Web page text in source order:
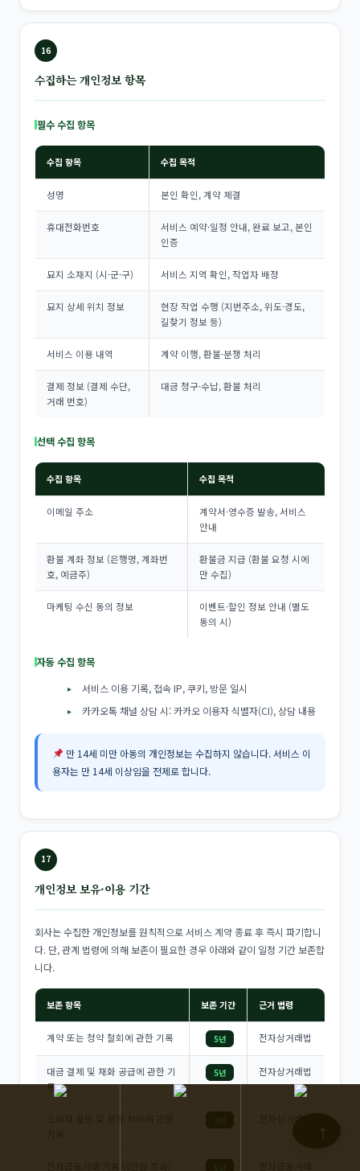
16
수집하는 개인정보 항목
필수 수집 항목
수집 항목 수집 목적
성명 본인 확인, 계약 체결
휴대전화번호
서비스 예약·일정 안내, 완료 보고, 본인
인증
묘지 소재지 (시·군·구) 서비스 지역 확인, 작업자 배정
묘지 상세 위치 정보
현장 작업 수행 (지번주소, 위도·경도,
길찾기 정보 등)
서비스 이용 내역 계약 이행, 환불·분쟁 처리
결제 정보 (결제 수단,
거래 번호)
대금 청구·수납, 환불 처리
선택 수집 항목
수집 항목 수집 목적
이메일 주소
계약서·영수증 발송, 서비스
안내
환불 계좌 정보 (은행명, 계좌번
호, 예금주)
환불금 지급 (환불 요청 시에
만 수집)
마케팅 수신 동의 정보
이벤트·할인 정보 안내 (별도
동의 시)
자동 수집 항목
서비스 이용 기록, 접속 IP, 쿠키, 방문 일시
카카오톡 채널 상담 시: 카카오 이용자 식별자(CI), 상담 내용
만 14세 미만 아동의 개인정보는 수집하지 않습니다. 서비스 이
용자는 만 14세 이상임을 전제로 합니다.
17
개인정보 보유·이용 기간
회사는 수집한 개인정보를 원칙적으로 서비스 계약 종료 후 즉시 파기합니
다. 단, 관계 법령에 의해 보존이 필요한 경우 아래와 같이 일정 기간 보존합
니다.
보존 항목 보존 기간 근거 법령
계약 또는 청약 철회에 관한 기록 5년 전자상거래법
대금 결제 및 재화 공급에 관한 기
록
5년 전자상거래법
전자상거래법
↑